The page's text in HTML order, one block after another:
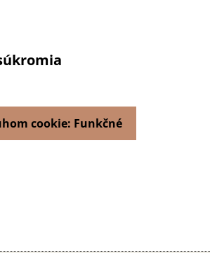
cookie: Funkčné